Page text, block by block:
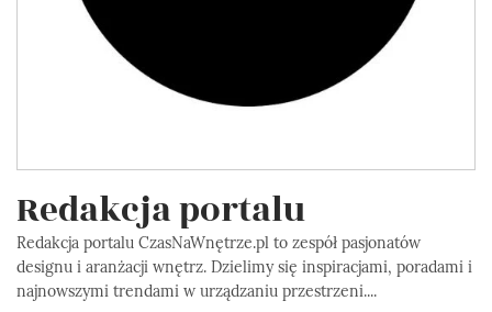
Redakcja portalu
Redakcja portalu CzasNaWnętrze.pl to zespół pasjonatów
designu i aranżacji wnętrz. Dzielimy się inspiracjami, poradami i
najnowszymi trendami w urządzaniu przestrzeni....